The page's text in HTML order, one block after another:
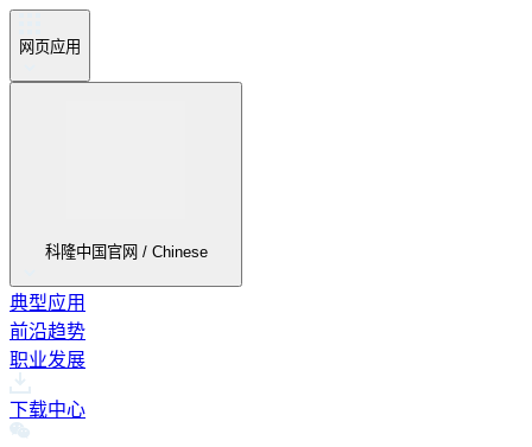
网页应用
科隆中国官网 / Chinese
典型应用
前沿趋势
职业发展
下载中心